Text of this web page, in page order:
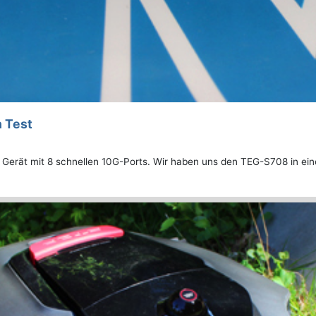
Test
mit 8 schnellen 10G-Ports. Wir haben uns den TEG-S708 in